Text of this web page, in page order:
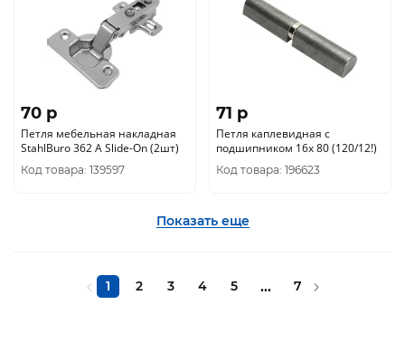
70 p
Петля мебельная накладная
StahlBuro 362 А Slide-On (2шт)
Код товара: 139597
71 p
Петля каплевидная с
подшипником 16х 80 (120/12!)
Код товара: 196623
Показать еще
1 2 3 4 5 ... 7